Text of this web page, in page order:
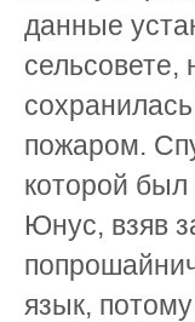
данные
сельсовете,
пожаром.
которой
Юнус, взяв
язык,